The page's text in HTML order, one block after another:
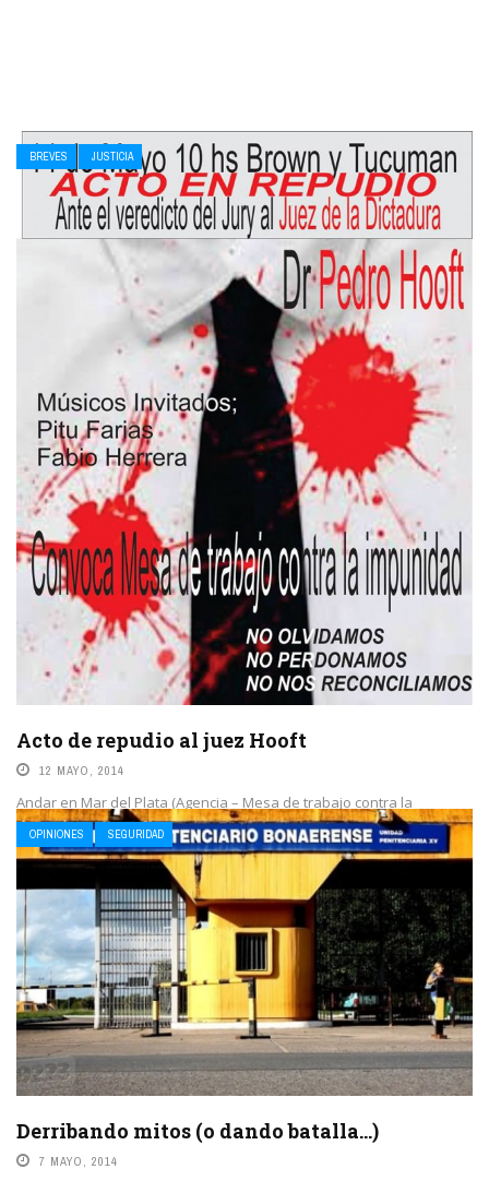
BREVES JUSTICIA
Acto de repudio al juez Hooft
12 MAYO, 2014
Andar en Mar del Plata (Agencia – Mesa de trabajo contra la
impunidad) Este miércoles 14 a las 10 hs la Mesa de trabajo ...
LEE MAS
OPINIONES SEGURIDAD
Derribando mitos (o dando batalla…)
7 MAYO, 2014